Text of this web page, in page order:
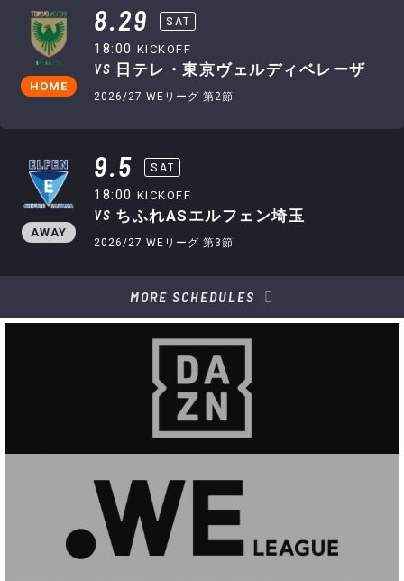
HOME
8.29 SAT
18:00 KICKOFF
VS 日テレ・東京ヴェルディベレーザ
2026/27 WEリーグ 第2節
AWAY
9.5 SAT
18:00 KICKOFF
VS ちふれASエルフェン埼玉
2026/27 WEリーグ 第3節
MORE SCHEDULES